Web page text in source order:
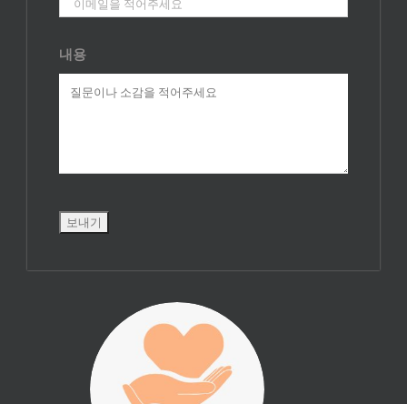
내용
진리횃불 사역은
여러분의 후원으